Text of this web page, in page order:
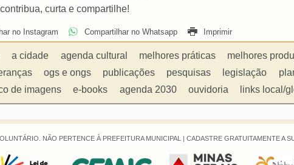
curta e compartilhe!
no Instagram Compartilhar no Whatsapp Imprimir
a cidade agenda cultural melhores práticas melhores
ogs e ongs publicações pesquisas legislação
de imagens e-books agenda 2030 ouvidoria links local/
NÃO PERTENCE À PREFEITURA MUNICIPAL | CADASTRE GRATUITAMENTE A